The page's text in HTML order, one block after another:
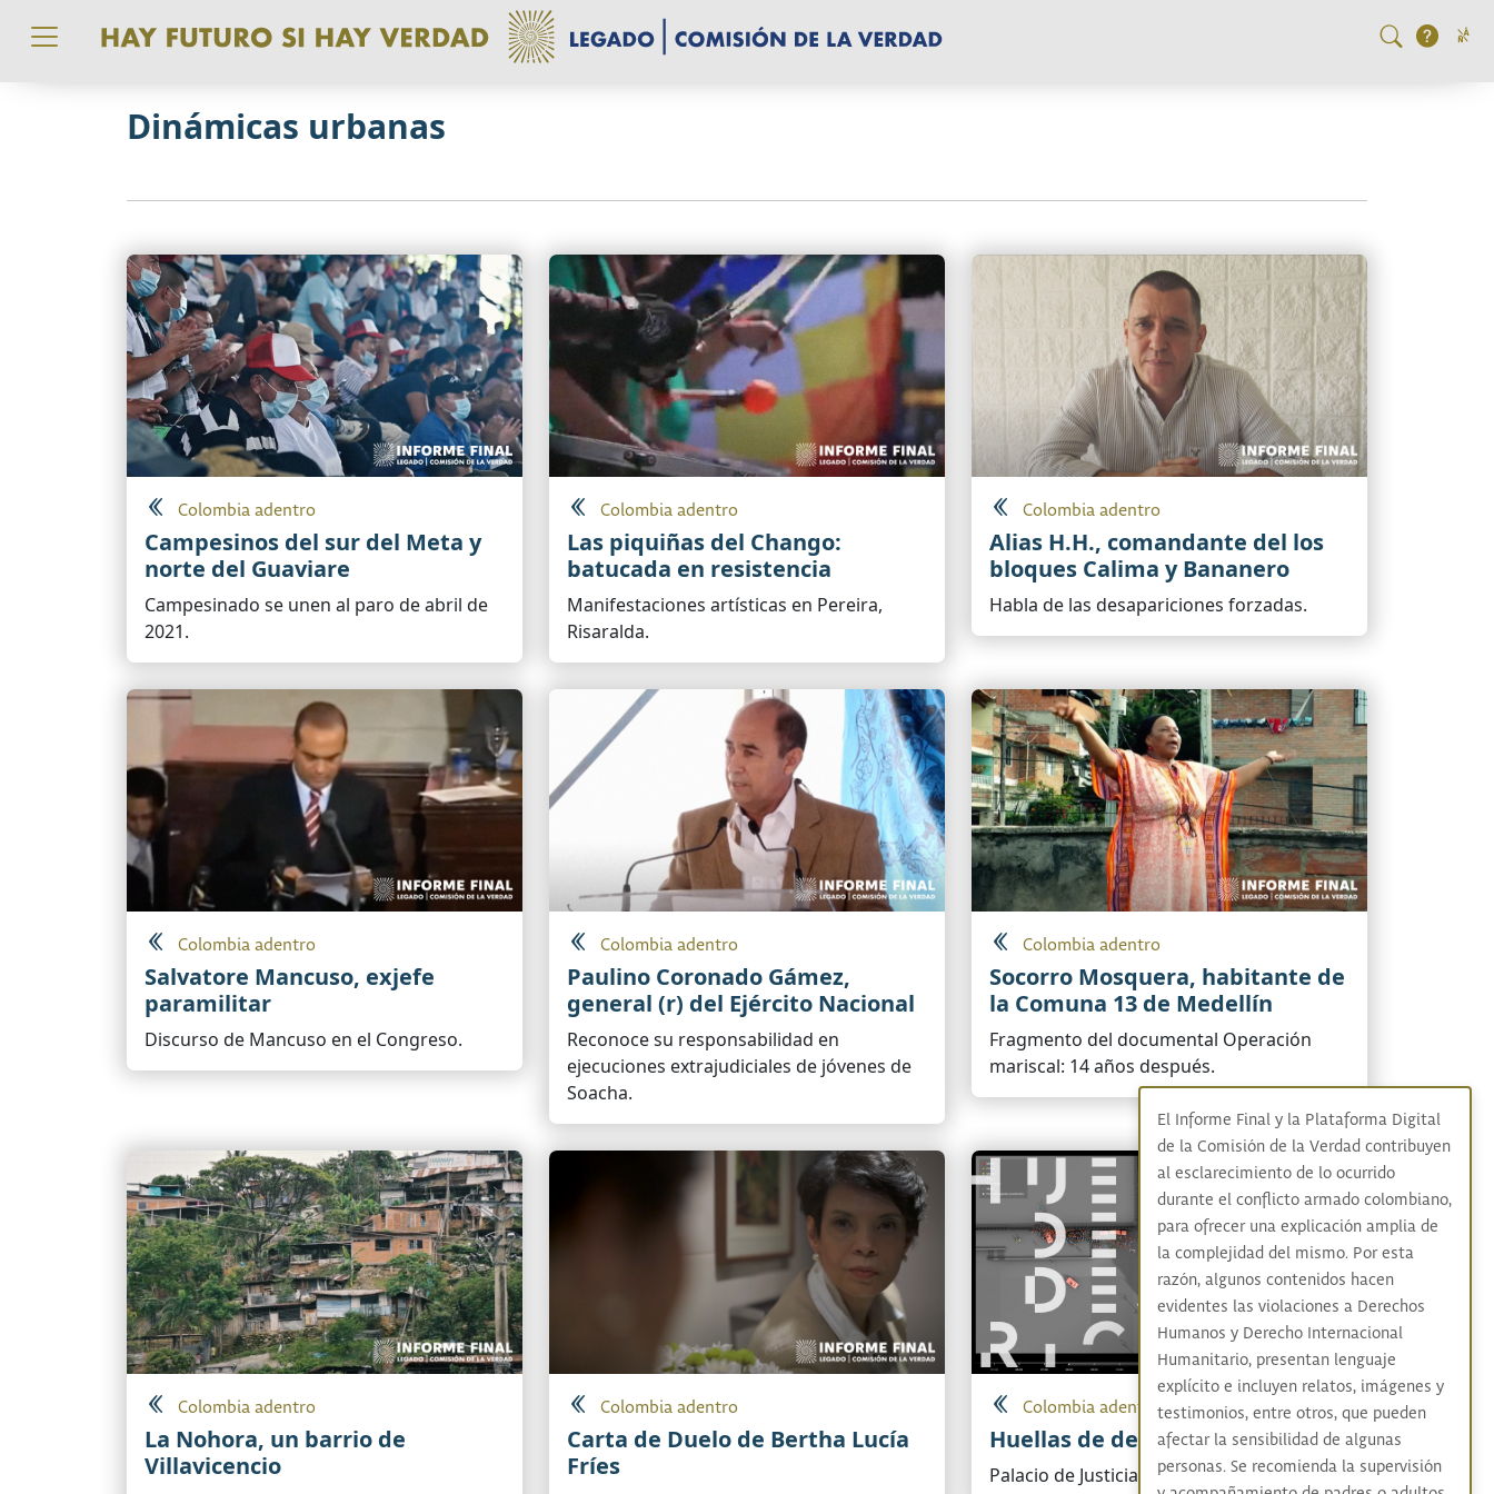
Dinámicas urbanas
Colombia adentro
Campesinos del sur del Meta y
norte del Guaviare
Campesinado se unen al paro de abril de
2021.
Colombia adentro
Las piquiñas del Chango:
batucada en resistencia
Manifestaciones artísticas en Pereira,
Risaralda.
Colombia adentro
Alias H.H., comandante del los
bloques Calima y Bananero
Habla de las desapariciones forzadas.
Colombia adentro
Salvatore Mancuso, exjefe
paramilitar
Discurso de Mancuso en el Congreso.
Colombia adentro
Paulino Coronado Gámez,
general (r) del Ejército Nacional
Reconoce su responsabilidad en
ejecuciones extrajudiciales de jóvenes de
Soacha.
Colombia adentro
Socorro Mosquera, habitante de
la Comuna 13 de Medellín
Fragmento del documental Operación
mariscal: 14 años después.
Colombia adentro
La Nohora, un barrio de
Villavicencio
Colombia adentro
Carta de Duelo de Bertha Lucía
Fríes
Colombia adentro
Huellas de desaparición
Palacio de Justicia
El Informe Final y la Plataforma Digital
de la Comisión de la Verdad contribuyen
al esclarecimiento de lo ocurrido
durante el conflicto armado colombiano,
para ofrecer una explicación amplia de
la complejidad del mismo. Por esta
razón, algunos contenidos hacen
evidentes las violaciones a Derechos
Humanos y Derecho Internacional
Humanitario, presentan lenguaje
explícito e incluyen relatos, imágenes y
testimonios, entre otros, que pueden
afectar la sensibilidad de algunas
personas. Se recomienda la supervisión